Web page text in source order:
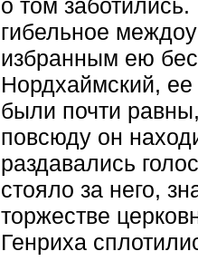
о том
гибельное
избранным ею
Нордхаймский,
были почти
повсюду он
раздавались
стояло за него,
торжестве
Генриха